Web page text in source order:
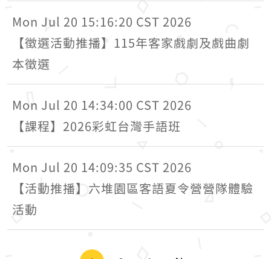
Mon Jul 20 15:16:20 CST 2026
【徵選活動推播】115年客家戲劇及戲曲劇
本徵選
Mon Jul 20 14:34:00 CST 2026
【課程】2026彩虹台灣手語班
Mon Jul 20 14:09:35 CST 2026
【活動推播】六堆園區客語夏令營營隊體驗
活動